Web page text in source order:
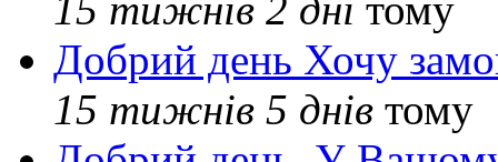
Добрий день Хочу
15 тижнів 5 днів тому